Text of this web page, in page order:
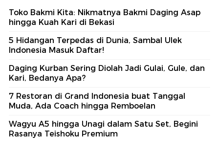
Toko Bakmi Kita: Nikmatnya Bakmi Daging Asap
hingga Kuah Kari di Bekasi
5 Hidangan Terpedas di Dunia, Sambal Ulek
Indonesia Masuk Daftar!
Daging Kurban Sering Diolah Jadi Gulai, Gule, dan
Kari, Bedanya Apa?
7 Restoran di Grand Indonesia buat Tanggal
Muda, Ada Coach hingga Remboelan
Wagyu A5 hingga Unagi dalam Satu Set, Begini
Rasanya Teishoku Premium